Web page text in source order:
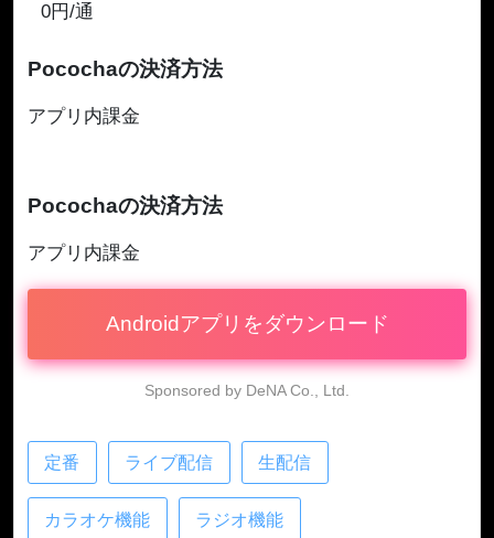
0円/通
Pocochaの決済方法
アプリ内課金
Pocochaの決済方法
アプリ内課金
Androidアプリをダウンロード
Sponsored by DeNA Co., Ltd.
定番 ライブ配信 生配信
カラオケ機能 ラジオ機能